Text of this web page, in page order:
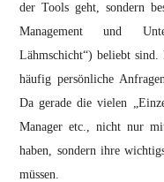
der Tools geht, sondern
Management und
Lähmschicht“) beliebt
häufig persönliche
Da gerade die vielen
Manager etc., nicht nur
haben, sondern ihre
müssen.